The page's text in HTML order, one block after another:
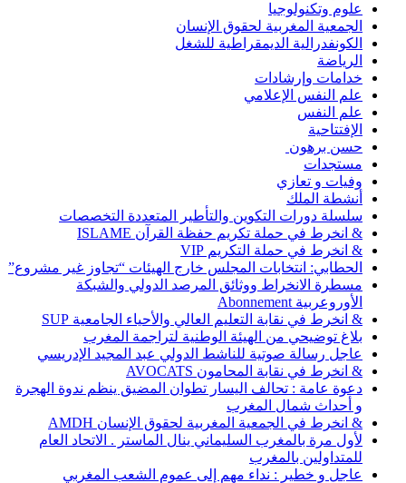
علوم وتكنولوجيا
الجمعية المغربية لحقوق الإنسان
الكونفدرالية الديمقراطية للشغل
الرياضة
خدامات وإرشادات
علم النفس الإعلامي
علم النفس
الإفتتاحية
حسن برهون
مستجدات
وفيات و تعازي
أنشطة الملك
سلسلة دورات التكوين والتأطير المتعددة التخصصات
& انخرط في حملة تكريم حفظة القرآن ISLAME
& انخرط في حملة التكريم VIP
الحطابي: انتخابات المجلس خارج الهيئات “تجاوز غير مشروع”
مسطرة الانخراط ووثائق المرصد الدولي والشبكة
الأوروعربية Abonnement
& انخرط في نقابة التعليم العالي والأحياء الجامعية SUP
بلاغ توضيحي من الهيئة الوطنية لتراجمة المغرب
عاجل رسالة صوتية للناشط الدولي عبد المجيد الإدريسي
& انخرط في نقابة المحامون AVOCATS
دعوة عامة : تحالف اليسار تطوان المضيق ينظم ندوة الهجرة
و أحداث شمال المغرب
& انخرط في الجمعية المغربية لحقوق الإنسان AMDH
لأول مرة بالمغرب السليماني ينال الماستر . الاتحاد العام
للمتداولين بالمغرب
عاجل و خطير : نداء مهم إلى عموم الشعب المغربي